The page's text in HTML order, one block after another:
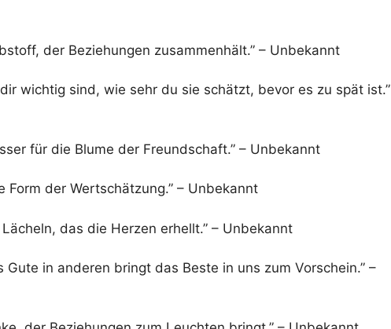
der Beziehungen zusammenhält.” – Unbekannt
wichtig sind, wie sehr du sie schätzt, bevor es zu spät ist.”
für die Blume der Freundschaft.” – Unbekannt
Form der Wertschätzung.” – Unbekannt
das die Herzen erhellt.” – Unbekannt
Gute in anderen bringt das Beste in uns zum Vorschein.” –